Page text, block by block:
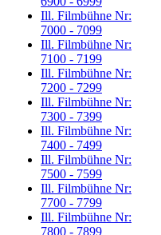
Ill. Filmbühne Nr:
7000 - 7099
Ill. Filmbühne Nr:
7100 - 7199
Ill. Filmbühne Nr:
7200 - 7299
Ill. Filmbühne Nr:
7300 - 7399
Ill. Filmbühne Nr:
7400 - 7499
Ill. Filmbühne Nr:
7500 - 7599
Ill. Filmbühne Nr:
7700 - 7799
Ill. Filmbühne Nr:
7800 - 7899